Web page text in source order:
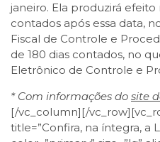
janeiro. Ela produzirá efeito
contados após essa data,
Fiscal de Controle e
de 180 dias contados, no
Eletrônico de Controle e
* Com informações do site
[/vc_column][/
title=”Confira, na íntegra, a